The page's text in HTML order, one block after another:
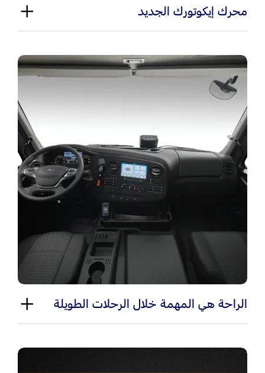
محرك إيكوتورك الجديد
الراحة هي المهمة خلال الرحلات الطويلة